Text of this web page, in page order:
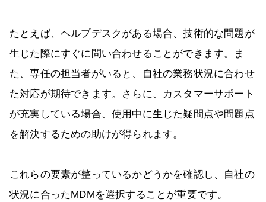
たとえば、ヘルプデスクがある場合、技術的な問題が
生じた際にすぐに問い合わせることができます。ま
た、専任の担当者がいると、自社の業務状況に合わせ
た対応が期待できます。さらに、カスタマーサポート
が充実している場合、使用中に生じた疑問点や問題点
を解決するための助けが得られます。
これらの要素が整っているかどうかを確認し、自社の
状況に合ったMDMを選択することが重要です。